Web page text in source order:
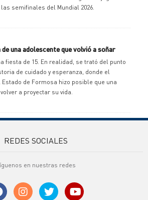
semifinales del Mundial 2026.
una adolescente que volvió a soñar
fiesta de 15. En realidad, se trató del punto
de cuidado y esperanza, donde el
de Formosa hizo posible que una
a proyectar su vida.
REDES SOCIALES
en nuestras redes